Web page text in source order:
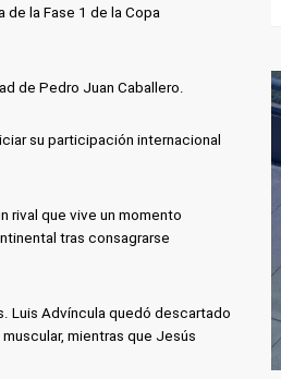
de la Fase 1 de la Copa
de Pedro Juan Caballero.
su participación internacional
rival que vive un momento
tras consagrarse
Luis Advíncula quedó descartado
mientras que Jesús